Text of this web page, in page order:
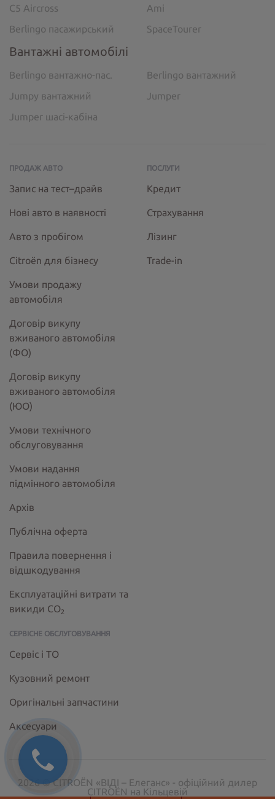
C5 Aircross
Ami
Berlingo пасажирський
SpaceTourer
Вантажні автомобілі
Berlingo вантажно-пас.
Berlingo вантажний
Jumpy вантажний
Jumper
Jumper шасі-кабіна
ПРОДАЖ АВТО
Запис на тест–драйв
Нові авто в наявності
Авто з пробігом
Citroёn для бізнесу
Умови продажу
автомобіля
Договір викупу
вживаного автомобіля
(ФО)
Договір викупу
вживаного автомобіля
(ЮО)
Умови технічного
обслуговування
Умови надання
підмінного автомобіля
Архів
Публічна оферта
Правила повернення і
відшкодування
Експлуатаційні витрати та
викиди СО2
ПОСЛУГИ
Кредит
Страхування
Лізинг
Trade-in
СЕРВІСНЕ ОБСЛУГОВУВАННЯ
Сервіс і ТО
Кузовний ремонт
Оригінальні запчастини
Аксесуари
2026 © CITROËN «ВІДІ – Елеганс» - офіційний дилер
CITROËN на Кільцевій